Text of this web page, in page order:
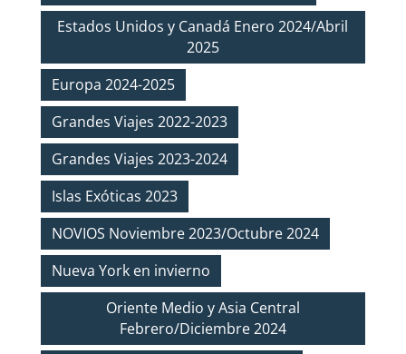
Estados Unidos y Canadá Enero 2024/Abril
2025
Europa 2024-2025
Grandes Viajes 2022-2023
Grandes Viajes 2023-2024
Islas Exóticas 2023
NOVIOS Noviembre 2023/Octubre 2024
Nueva York en invierno
Oriente Medio y Asia Central
Febrero/Diciembre 2024